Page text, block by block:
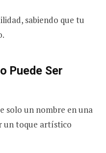
sabiendo que tu
Puede Ser
solo un nombre en una
un toque artístico